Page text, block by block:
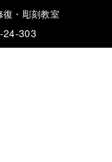
・彫刻教室
24-303